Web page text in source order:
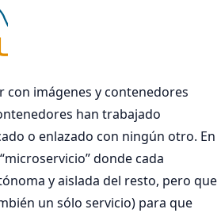
imágenes y contenedores
han trabajado
o enlazado con ningún otro. En
donde cada
y aislada del resto, pero que
un sólo servicio) para que